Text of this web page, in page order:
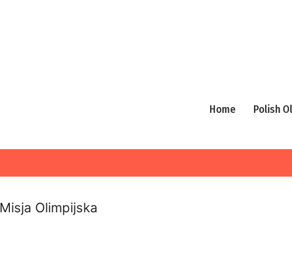
Home Polish
Misja Olimpijska